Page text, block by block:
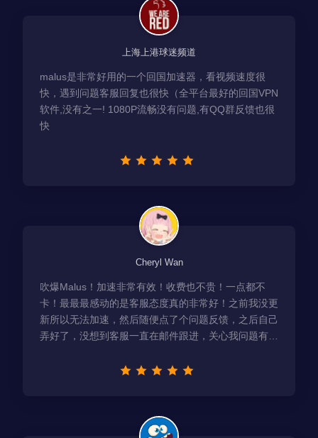
上海上港球迷频道
malus是非常好用的一个回国加速器，看视频速度很
快，遇到问题客服回复也很快（全平台最好的回国VPN
软件,没有之一! 1080P流畅没有问题,有QQ群反馈也很
快
Cheryl Wan
吹爆Malus！加速非常有效！收费也不贵！一点都不
卡！最最最感动的是客服态度真的非常好！之前我没更
新所以无法加速，然后随便点了个问题反馈，之后自己
弄好了，没想到客服一直在邮件跟进，关心我问题有没